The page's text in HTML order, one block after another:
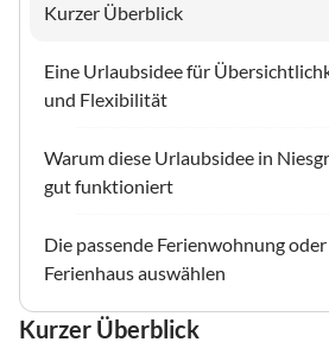
Kurzer Überblick
Eine Urlaubsidee für
und Flexibilität
Warum diese Urlaubsidee in
gut funktioniert
Die passende Ferienwohnung
Ferienhaus auswählen
Kurzer Überblick